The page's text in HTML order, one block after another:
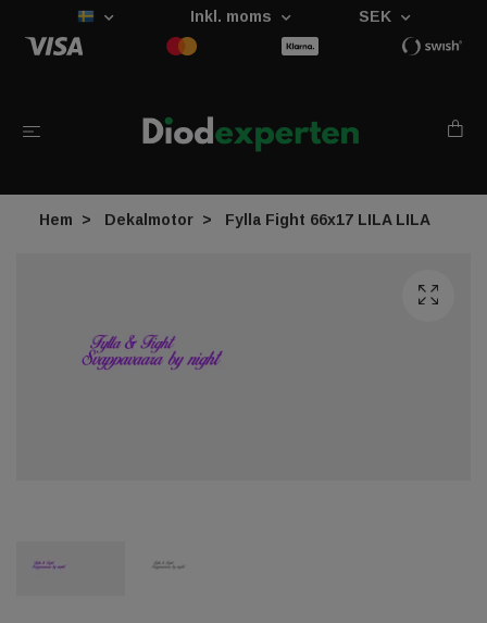
Inkl. moms SEK
Hem Dekalmotor Fylla Fight 66x17 LILA LILA